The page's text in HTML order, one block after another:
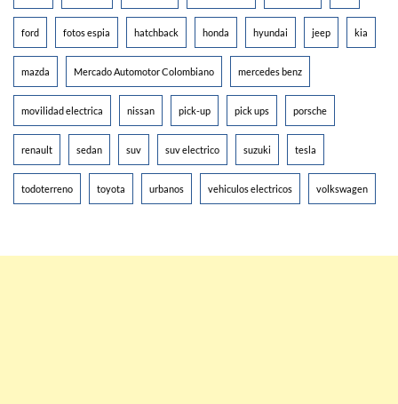
ford fotos espia hatchback honda hyundai jeep kia
mazda Mercado Automotor Colombiano mercedes benz
movilidad electrica nissan pick-up pick ups porsche
renault sedan suv suv electrico suzuki tesla
todoterreno toyota urbanos vehiculos electricos volkswagen